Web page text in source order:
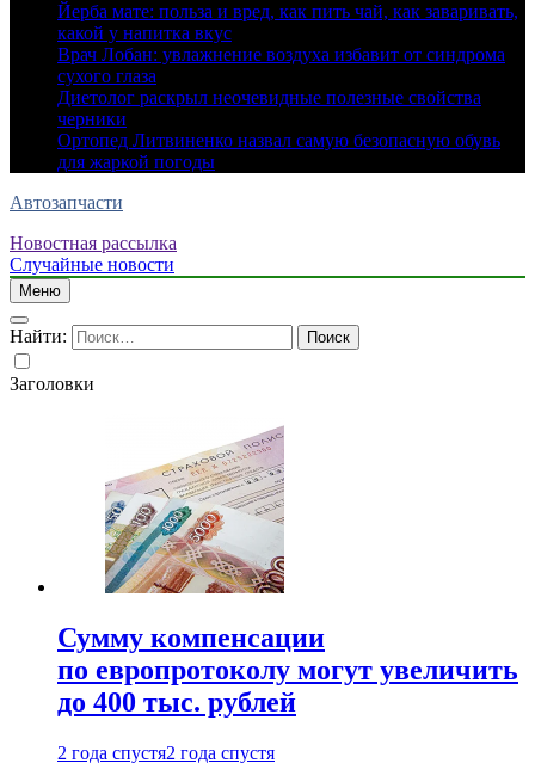
Йерба мате: польза и вред, как пить чай, как заваривать,
какой у напитка вкус
Врач Лобан: увлажнение воздуха избавит от синдрома
сухого глаза
Диетолог раскрыл неочевидные полезные свойства
черники
Ортопед Литвиненко назвал самую безопасную обувь
для жаркой погоды
Автозапчасти
Новостная рассылка
Случайные новости
Меню
Найти:
Заголовки
Сумму компенсации
по европротоколу могут увеличить
до 400 тыс. рублей
2 года спустя2 года спустя